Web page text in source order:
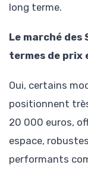
long terme.
Le marché des
termes de prix
Oui, certains
positionnent
20 000 euros,
espace,
performants